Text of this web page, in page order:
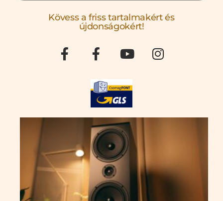
Kövess a friss tartalmakért és
újdonságokért!